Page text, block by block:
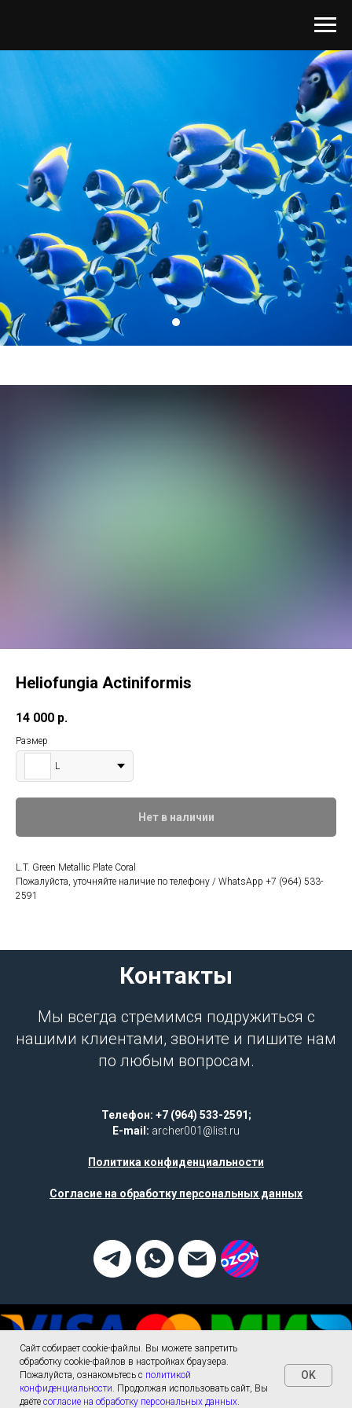
Heliofungia Actiniformis
14 000 р.
Размер
L
Нет в наличии
L.T. Green Metallic Plate Coral
Пожалуйста, уточняйте наличие по телефону / WhatsApp +7 (964) 533-
2591
Контакты
Мы всегда стремимся подружиться с
нашими клиентами, звоните и пишите нам
по любым вопросам.
Телефон: +7 (964) 533-2591;
E-mail: archer001@list.ru
Политика конфиденциальности
Согласие на обработку персональных данных
Сайт собирает cookie-файлы. Вы можете запретить
обработку cookie-файлов в настройках браузера.
Пожалуйста, ознакомьтесь с политикой
конфиденциальности. Продолжая использовать сайт, Вы
даёте согласие на обработку персональных данных.
OK
Made on Tilda